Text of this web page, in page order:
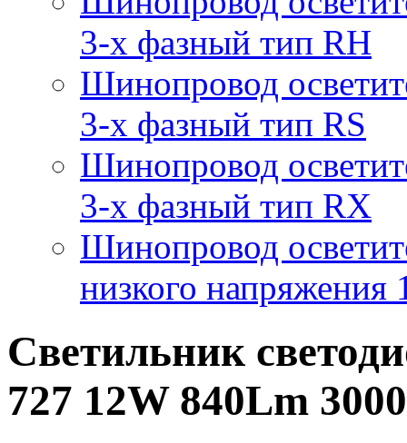
3-х фазный тип RH
Шинопровод
3-х фазный тип RS
Шинопровод
3-х фазный тип RX
Шинопровод
низкого напряжения
Светильник
727 12W 840Lm